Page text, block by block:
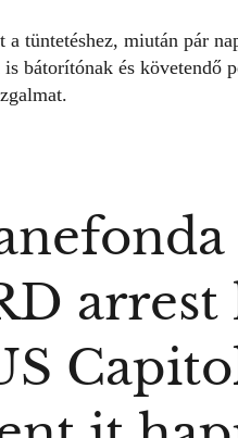
a tüntetéshez, miután pár
bátorítónak és követendő
arrest